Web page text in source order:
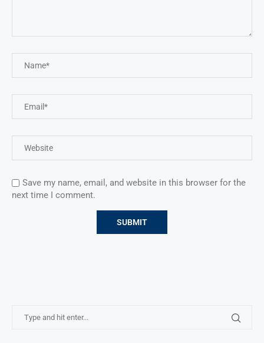
Save my name, email, and website in this browser for the
next time I comment.